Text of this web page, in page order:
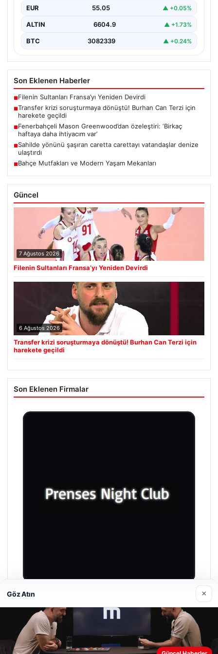
EUR 55.05 ▲ +0.05%
ALTIN 6604.9 ▲ +1.73%
BTC 3082339 ▲ +0.24%
Son Eklenen Haberler
■Filenin Sultanları Fransa’yı Yeniden Devirdi
■Transfer krizi soruşturmaya dönüştü! Burhan Can Terzi için
harekete geçildi
■Fenerbahçeli Mason Greenwood’dan özeleştiri: ‘Birkaç
haftaya daha ihtiyacım var’
■Sahilde yönünü şaşıran caretta carettayı vatandaşlar denize
ulaştırdı
■Bahçe Mutfakları ve Modern Yaşam Mekanları
Güncel
7 Ağustos 2026
Filenin Sultanları Fransa’yı Yeniden Devirdi
6 Ağustos 2026
Transfer krizi soruşturmaya dönüştü! Burhan Can Terzi için
harekete geçildi
Son Eklenen Firmalar
29 Nisan 2026
Göz Atın ×